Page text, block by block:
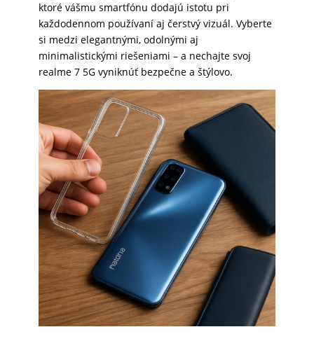
PRODUKTY
PRÍSLUŠENSTVO
MOBILY
PRÍSLUŠENSTVO
TABLETY
ktoré vášmu smartfónu dodajú istotu pri
každodennom používaní aj čerstvý vizuál. Vyberte
si medzi elegantnými, odolnými aj
minimalistickými riešeniami – a nechajte svoj
realme 7 5G vyniknúť bezpečne a štýlovo.